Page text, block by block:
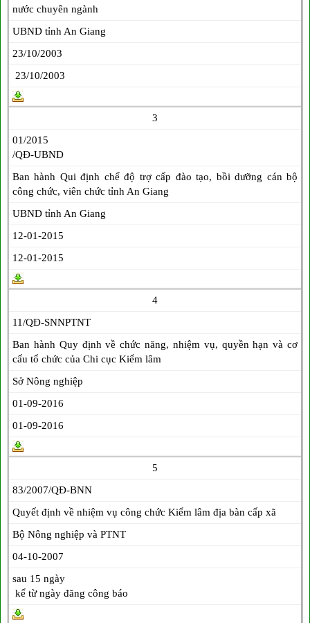
nước chuyên ngành
UBND tỉnh An Giang
23/10/2003
23/10/2003
3
01/2015
/QĐ-UBND
Ban hành Qui định chế độ trợ cấp đào tạo, bồi dưỡng cán bộ
công chức, viên chức tỉnh An Giang
UBND tỉnh An Giang
12-01-2015
12-01-2015
4
11/QĐ-SNNPTNT
Ban hành Quy định về chức năng, nhiệm vụ, quyền hạn và cơ
cấu tổ chức của Chi cục Kiểm lâm
Sở Nông nghiệp
01-09-2016
01-09-2016
5
83/2007/QĐ-BNN
Quyết định về nhiệm vụ công chức Kiểm lâm địa bàn cấp xã
Bộ Nông nghiệp và PTNT
04-10-2007
sau 15 ngày
kể từ ngày đăng công báo